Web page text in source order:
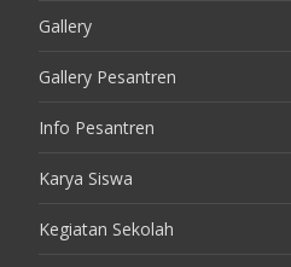
Gallery
Gallery Pesantren
Info Pesantren
Karya Siswa
Kegiatan Sekolah